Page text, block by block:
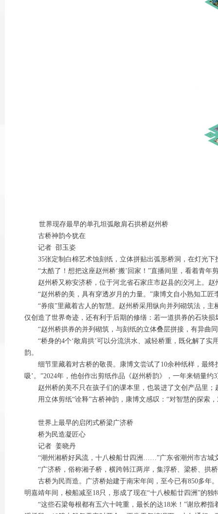
世界现存最早的单孔坦弧敞肩石拱桥赵州桥
古桥神韵今犹在
记者 邵玉姿
35张定制白棉艺术蚀刻纸，立体拼贴出弧形桥洞，在灯光下
“太酷了！想把这座赵州桥‘搬’回家！”直播间里，看着青年
赵州桥又称安济桥，位于河北省石家庄市赵县的洨河上。赵
“赵州桥的美，具有穿透岁月的力量。”康博文自小熟知工匠
“券痕”里藏着古人的智慧。赵州桥采用纵向并列砌筑法，主
仅创造了世界奇迹，还有利于后期的修缮：若一道拱券的石块
“赵州桥拱券的并列砌筑，与刻纸的立体叠层拼接，有异曲
“桥身的4个‘敞肩拱’可以分流洪水、减轻桥重，既化解了实
韵。
细节里藏着对古桥的敬畏。康博文尝试了10余种纸样，最终
吸’。”2024年，他创作出剪纸作品《赵州桥韵》，一年来销量约
赵州桥的美不只在孩子们的课本里，也装进了文创产品里；
用立体剪纸“诠释”古桥神韵，康博文感叹：“对智慧的探索，
世界上最早的启闭式桥梁广济桥
桥为民造凝匠心
记者 姜晓丹
“潮州湘桥好风流，十八梭船廿四洲……”广东省潮州市古城
“广济桥，俗称湘子桥，横跨韩江两岸，集浮桥、梁桥、拱桥
古桥为民而造。广济桥始建于南宋年间，至今已有850多年。
明嘉靖年间，梭船减至18只，形成了现在“十八梭船廿四洲”的独
“这些石梁每根都有五六十吨重，最长的达18米！”谢欣桦指